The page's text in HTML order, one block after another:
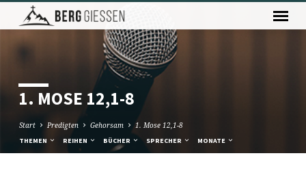
1. MOSE 12,1-8
Start Predigten Gehorsam 1. Mose 12,1-8
THEMEN REIHEN BÜCHER SPRECHER MONATE